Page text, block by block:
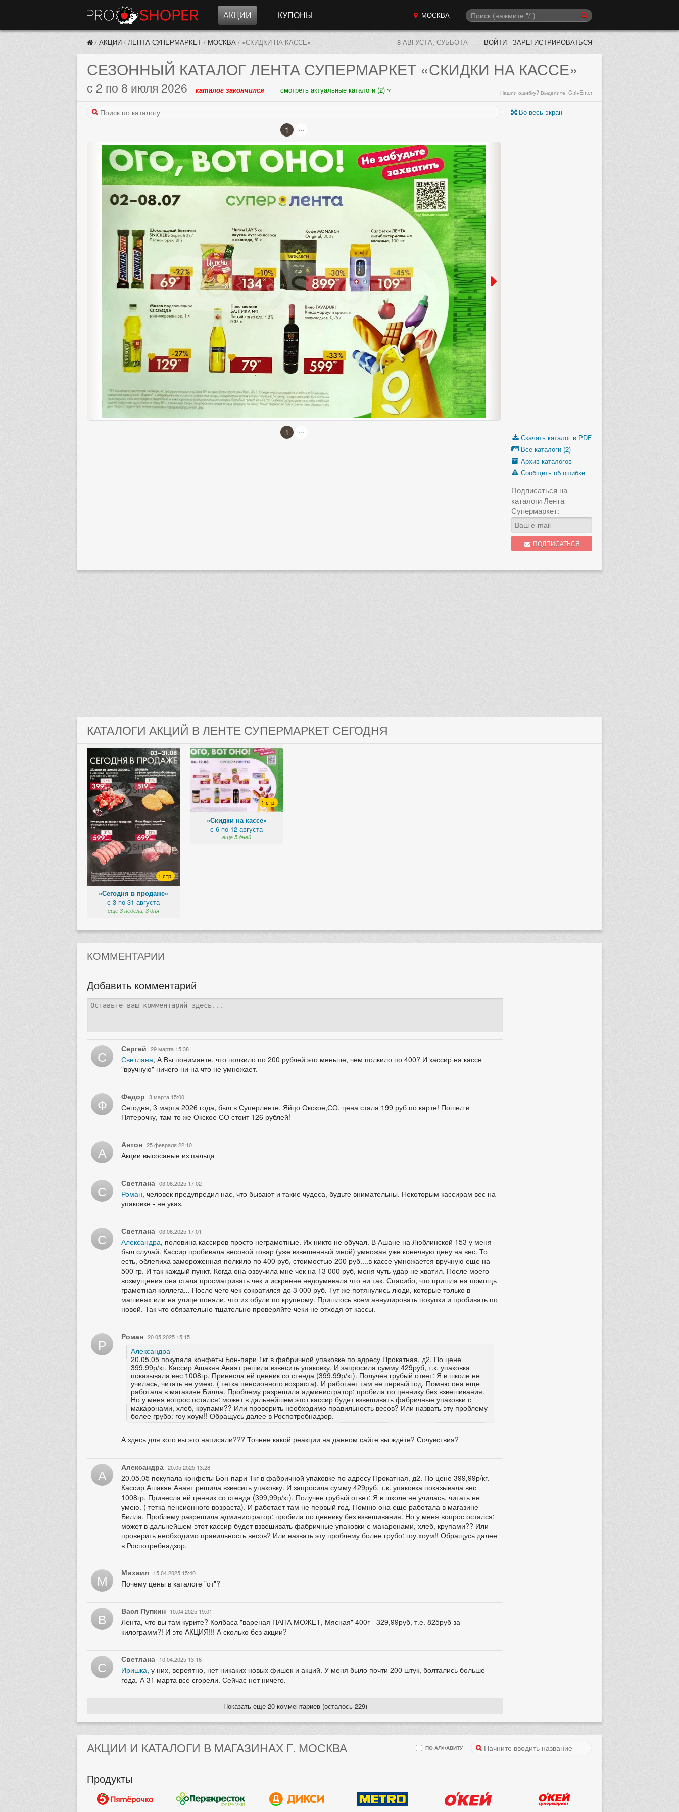
АКЦИИ КУПОНЫ МОСКВА
/ АКЦИИ / ЛЕНТА СУПЕРМАРКЕТ / МОСКВА / «СКИДКИ НА КАССЕ» 8 АВГУСТА, СУББОТА ВОЙТИ ЗАРЕГИСТРИРОВАТЬСЯ
СЕЗОННЫЙ КАТАЛОГЛЕНТА СУПЕРМАРКЕТ «СКИДКИ НА КАССЕ»
с 2 по 8 июля 2026 каталог закончился смотреть актуальные каталоги (2) Нашли ошибку? Выделите, Ctrl+Enter
Во весь экран
1 ...
1 ...
Скачать каталог в PDF
Все каталоги (2)
Архив каталогов
Сообщить об ошибке
Подписаться на
каталоги Лента
Супермаркет:
ПОДПИСАТЬСЯ
КАТАЛОГИ АКЦИЙ В ЛЕНТЕ СУПЕРМАРКЕТ СЕГОДНЯ
1 стр.
«Сегодня в продаже»
с 3 по 31 августа
еще 3 недели, 3 дня
1 стр.
«Скидки на кассе»
с 6 по 12 августа
еще 5 дней
КОММЕНТАРИИ
Добавить комментарий
С Сергей 29 марта 15:38
Светлана, А Вы понимаете, что полкило по 200 рублей это меньше, чем полкило по 400? И кассир на кассе
"вручную" ничего ни на что не умножает.
Ф Федор 3 марта 15:00
Сегодня, 3 марта 2026 года, был в Суперленте. Яйцо Окское,СО, цена стала 199 руб по карте! Пошел в
Пятерочку, там то же Окское СО стоит 126 рублей!
А Антон 25 февраля 22:10
Акции высосаные из пальца
С Светлана 03.06.2025 17:02
Роман, человек предупредил нас, что бывают и такие чудеса, будьте внимательны. Некоторым кассирам вес на
упаковке - не указ.
С Светлана 03.06.2025 17:01
Александра, половина кассиров просто неграмотные. Их никто не обучал. В Ашане на Люблинской 153 у меня
был случай. Кассир пробивала весовой товар (уже взвешенный мной) умножая уже конечную цену на вес. То
есть, облепиха замороженная полкило по 400 руб, стоимостью 200 руб....в кассе умножается вручную еще на
500 гр. И так каждый пункт. Когда она озвучила мне чек на 13 000 руб, меня чуть удар не хватил. После моего
возмущения она стала просматривать чек и искренне недоумевала что ни так. Спасибо, что пришла на помощь
грамотная коллега... После чего чек сократился до 3 000 руб. Тут же потянулись люди, которые только в
машинах или на улице поняли, что их обули по крупному. Пришлось всем аннулировать покупки и пробивать по
новой. Так что обязательно тщательно проверяйте чеки не отходя от кассы.
Р Роман 20.05.2025 15:15
Александра
20.05.05 покупала конфеты Бон-пари 1кг в фабричной упаковке по адресу Прокатная, д2. По цене
399,99р/кг. Кассир Ашакян Анаят решила взвесить упаковку. И запросила сумму 429руб, т.к. упаковка
показывала вес 1008гр. Принесла ей ценник со стенда (399,99р/кг). Получен грубый ответ: Я в школе не
училась, читать не умею. ( тетка пенсионного возраста). И работает там не первый год. Помню она еще
работала в магазине Билла. Проблему разрешила администратор: пробила по ценнику без взвешивания.
Но у меня вопрос остался: может в дальнейшем этот кассир будет взвешивать фабричные упаковки с
макаронами, хлеб, крупами?? Или проверить необходимо правильность весов? Или назвать эту проблему
более грубо: гоу хоум!! Обращусь далее в Роспотребнадзор.
А здесь для кого вы это написали??? Точнее какой реакции на данном сайте вы ждёте? Сочувствия?
А Александра 20.05.2025 13:28
20.05.05 покупала конфеты Бон-пари 1кг в фабричной упаковке по адресу Прокатная, д2. По цене 399,99р/кг.
Кассир Ашакян Анаят решила взвесить упаковку. И запросила сумму 429руб, т.к. упаковка показывала вес
1008гр. Принесла ей ценник со стенда (399,99р/кг). Получен грубый ответ: Я в школе не училась, читать не
умею. ( тетка пенсионного возраста). И работает там не первый год. Помню она еще работала в магазине
Билла. Проблему разрешила администратор: пробила по ценнику без взвешивания. Но у меня вопрос остался:
может в дальнейшем этот кассир будет взвешивать фабричные упаковки с макаронами, хлеб, крупами?? Или
проверить необходимо правильность весов? Или назвать эту проблему более грубо: гоу хоум!! Обращусь далее
в Роспотребнадзор.
М Михаил 15.04.2025 15:40
Почему цены в каталоге "от"?
В Вася Пупкин 10.04.2025 19:01
Лента, что вы там курите? Колбаса "вареная ПАПА МОЖЕТ, Мясная" 400г - 329,99руб, т.е. 825руб за
килограмм?! И это АКЦИЯ!!! А сколько без акции?
С Светлана 10.04.2025 13:16
Иришка, у них, вероятно, нет никаких новых фишек и акций. У меня было почти 200 штук, болтались больше
года. А 31 марта все сгорели. Сейчас нет ничего.
Показать еще 20 комментариев (осталось 229)
АКЦИИ И КАТАЛОГИ В МАГАЗИНАХ Г. МОСКВА ПО АЛФАВИТУ
Продукты